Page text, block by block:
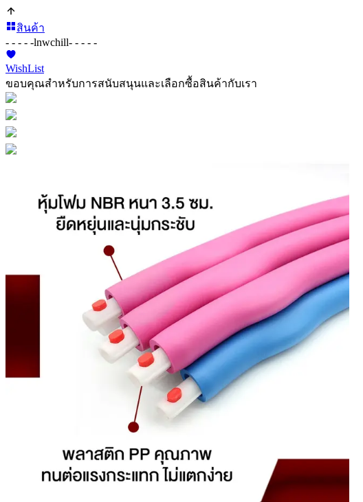
สินค้า
- - - - -lnwchill- - - - -
WishList
ขอบคุณสำหรับการสนับสนุนและเลือกซื้อสินค้ากับเรา